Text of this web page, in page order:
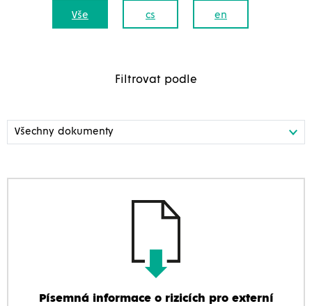
Vše cs en
Filtrovat podle
Písemná informace o rizicích pro externí